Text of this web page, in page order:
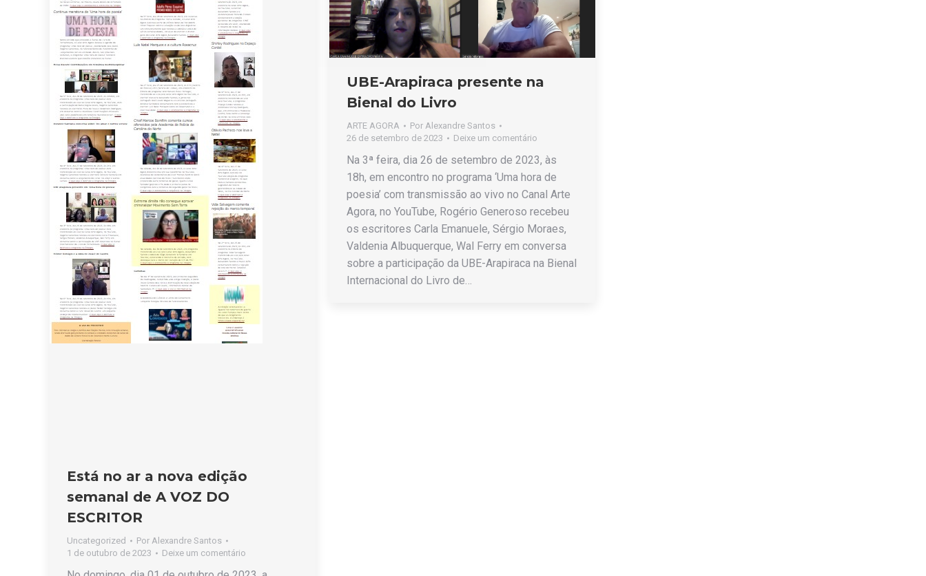
Está no ar a nova edição
semanal de A VOZ DO
ESCRITOR
Uncategorized Por Alexandre Santos
1 de outubro de 2023
Deixe um comentário
UBE-Arapiraca presente na
Bienal do Livro
ARTE AGORA Por Alexandre Santos
26 de setembro de 2023
Deixe um comentário
Na 3ª feira, dia 26 de setembro de 2023, às
18h, em encontro no programa ‘Uma hora de
poesia’ com transmissão ao vivo no Canal Arte
Agora, no YouTube, Rogério Generoso recebeu
os escritores Carla Emanuele, Sérgio Moraes,
Valdenia Albuquerque, Wal Ferry em conversa
sobre a participação da UBE-Arapiraca na Bienal
Internacional do Livro de…